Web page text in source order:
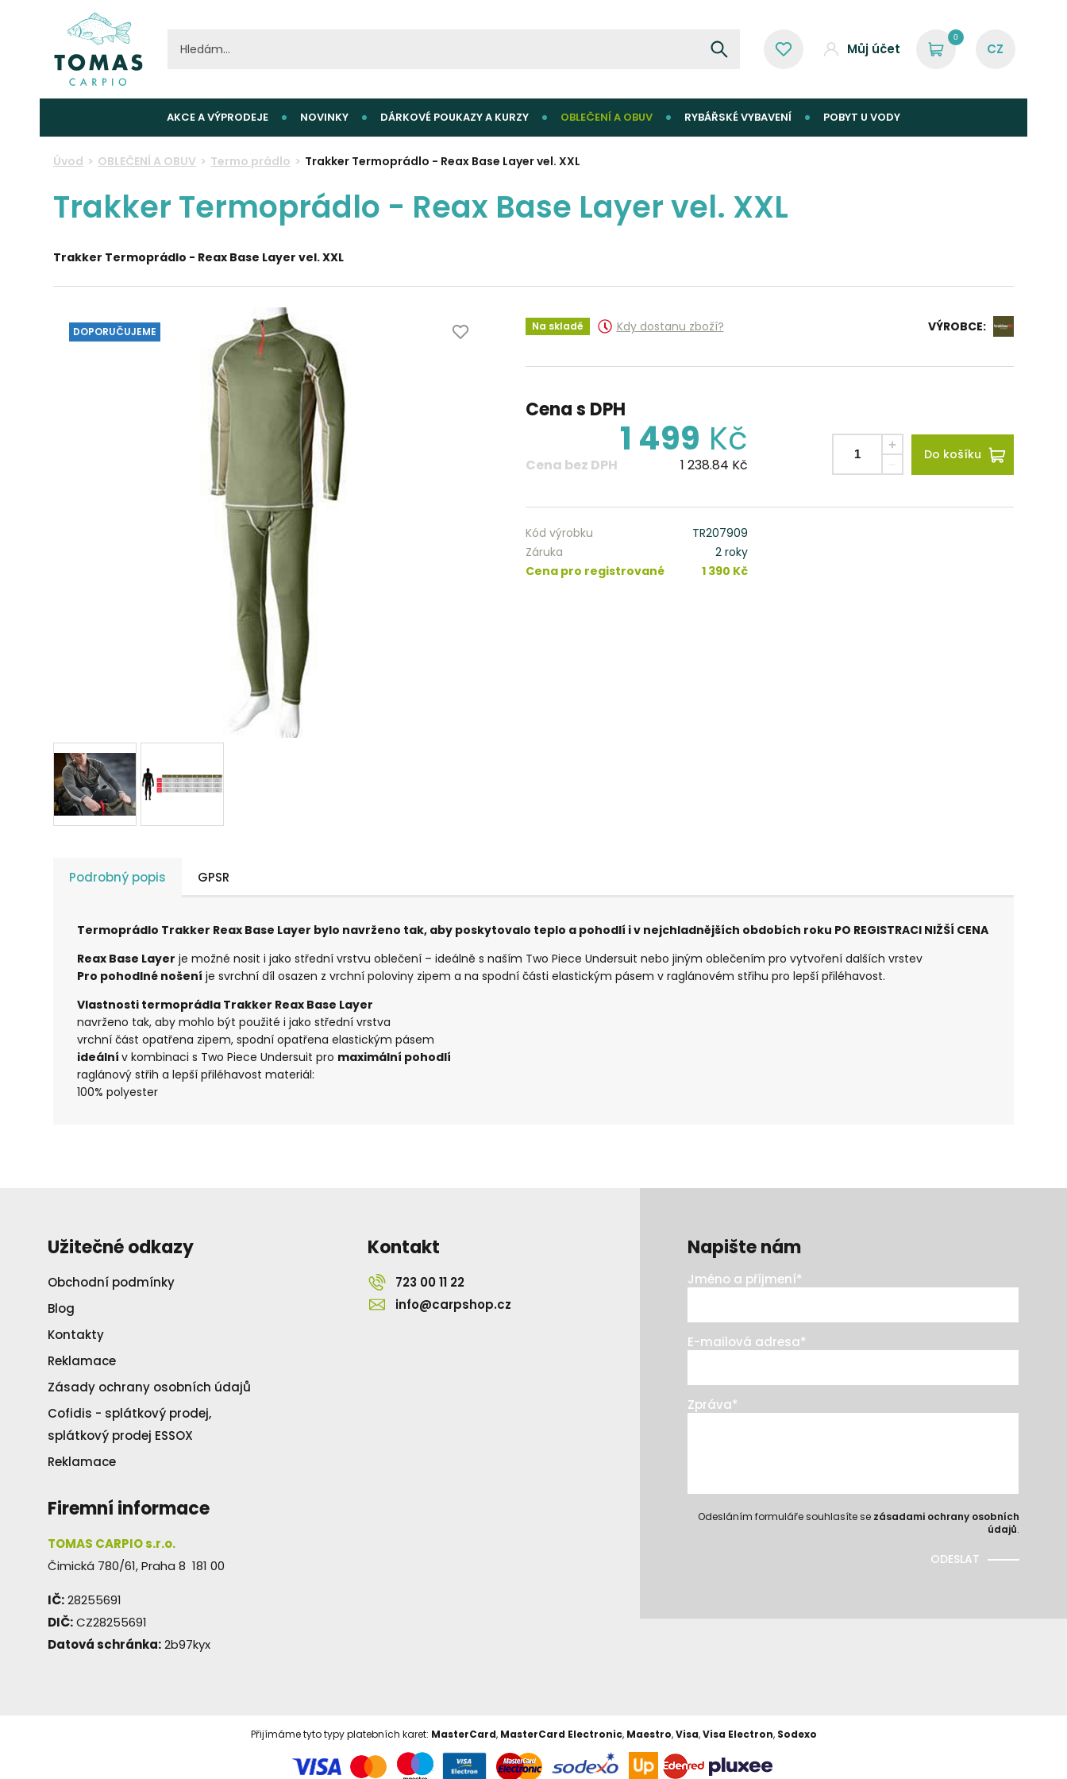
Můj účet
0
AKCE A VÝPRODEJE NOVINKY DÁRKOVÉ POUKAZY A KURZY OBLEČENÍ A OBUV RYBÁŘSKÉ VYBAVENÍ POBYT U VODY
Úvod OBLEČENÍ A OBUV Termo prádlo Trakker Termoprádlo - Reax Base Layer vel. XXL
Trakker Termoprádlo - Reax Base Layer vel. XXL
Trakker Termoprádlo - Reax Base Layer vel. XXL
DOPORUČUJEME Na skladě Kdy dostanu zboží? VÝROBCE:
Cena s DPH
1 499 Kč
Cena bez DPH 1 238.84 Kč
Do košíku
Kód výrobku
TR207909
Záruka
2 roky
Cena pro registrované
1 390 Kč
Podrobný popis GPSR
Termoprádlo Trakker Reax Base Layer bylo navrženo tak, aby poskytovalo teplo a pohodlí i v nejchladnějších obdobích roku PO REGISTRACI NIŽŠÍ CENA
Reax Base Layer je možné nosit i jako střední vrstvu oblečení – ideálně s naším Two Piece Undersuit nebo jiným oblečením pro vytvoření dalších vrstev
Pro pohodlné nošení je svrchní díl osazen z vrchní poloviny zipem a na spodní části elastickým pásem v raglánovém střihu pro lepší přiléhavost.
Vlastnosti termoprádla Trakker Reax Base Layer
navrženo tak, aby mohlo být použité i jako střední vrstva
vrchní část opatřena zipem, spodní opatřena elastickým pásem
ideálnív kombinaci s Two Piece Undersuit pro maximální pohodlí
raglánový střih a lepší přiléhavost materiál:
100% polyester
Užitečné odkazy
Obchodní podmínky
Blog
Kontakty
Reklamace
Zásady ochrany osobních údajů
Cofidis - splátkový prodej,
splátkový prodej ESSOX
Reklamace
Firemní informace
TOMAS CARPIO s.r.o.
Čimická 780/61, Praha 8 181 00
IČ:28255691
DIČ:CZ28255691
Datová schránka:2b97kyx
Kontakt
723 00 11 22
info@carpshop.cz
Napište nám
Jméno a příjmení*
E-mailová adresa*
Zpráva*
Odesláním formuláře souhlasíte se zásadami ochrany osobních
údajů.
ODESLAT
Přijímáme tyto typy platebních karet: MasterCard, MasterCard Electronic, Maestro,Visa,Visa Electron, Sodexo